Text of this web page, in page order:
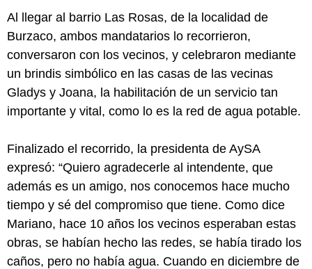
Al llegar al barrio Las Rosas, de la localidad de
Burzaco, ambos mandatarios lo recorrieron,
conversaron con los vecinos, y celebraron mediante
un brindis simbólico en las casas de las vecinas
Gladys y Joana, la habilitación de un servicio tan
importante y vital, como lo es la red de agua potable.
Finalizado el recorrido, la presidenta de AySA
expresó: “Quiero agradecerle al intendente, que
además es un amigo, nos conocemos hace mucho
tiempo y sé del compromiso que tiene. Como dice
Mariano, hace 10 años los vecinos esperaban estas
obras, se habían hecho las redes, se había tirado los
caños, pero no había agua. Cuando en diciembre de